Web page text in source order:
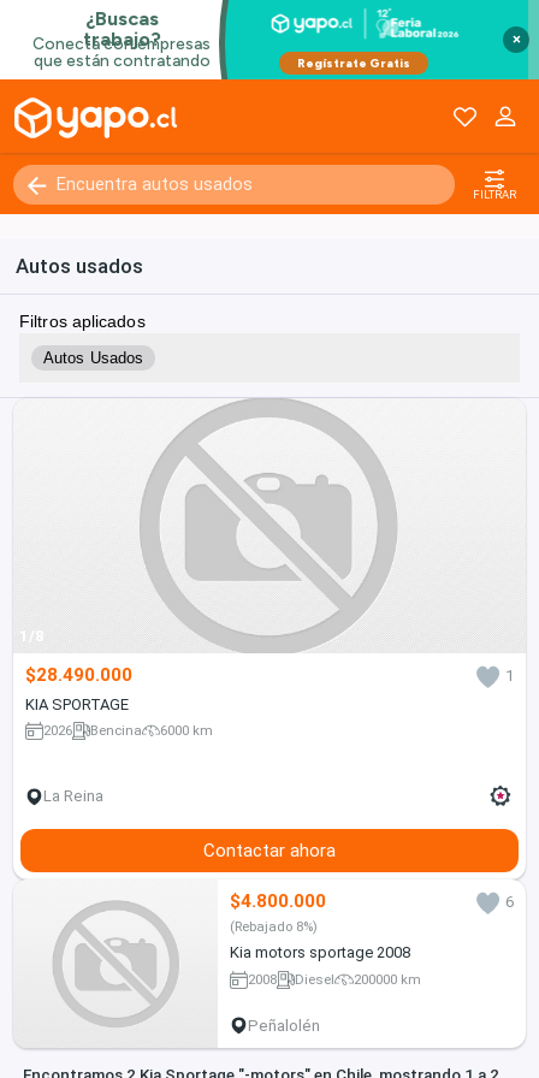
×
FILTRAR
Autos usados
Filtros aplicados
Autos Usados
1/8
$28.490.000
1
KIA SPORTAGE
2026 Bencina 6000 km
La Reina
Contactar ahora
$4.800.000 6
(Rebajado 8%)
Kia motors sportage 2008
2008 Diesel 200000 km
Peñalolén